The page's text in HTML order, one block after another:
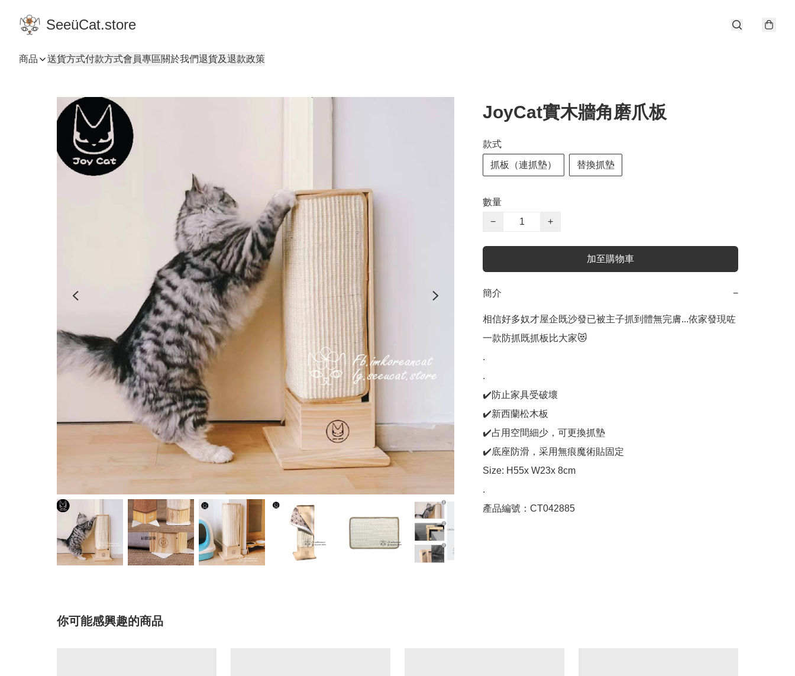
SeeüCat.store
商品 送貨方式付款方式會員專區關於我們退貨及退款政策
JoyCat實木牆角磨爪板
款式
抓板（連抓墊） 替換抓墊
數量
−
+
加至購物車
簡介 −
相信好多奴才屋企既沙發已被主子抓到體無完膚...依家發現咗
一款防抓既抓板比大家😻
.
.
✔️防止家具受破壞
✔️新西蘭松木板
✔️占用空間細少，可更換抓墊
✔️底座防滑，采用無痕魔術貼固定
Size: H55x W23x 8cm
.
產品編號：CT042885
你可能感興趣的商品